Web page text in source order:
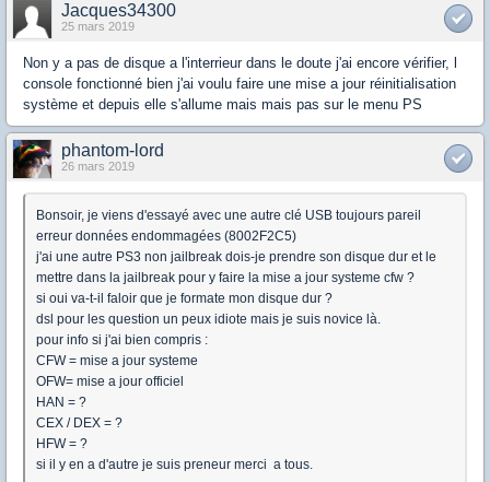
Jacques34300
25 mars 2019
Non y a pas de disque a l'interrieur dans le doute j'ai encore vérifier, l
console fonctionné bien j'ai voulu faire une mise a jour réinitialisation
système et depuis elle s'allume mais mais pas sur le menu PS
phantom-lord
26 mars 2019
Bonsoir, je viens d'essayé avec une autre clé USB toujours pareil
erreur données endommagées (8002F2C5)
j'ai une autre PS3 non jailbreak dois-je prendre son disque dur et le
mettre dans la jailbreak pour y faire la mise a jour systeme cfw ?
si oui va-t-il faloir que je formate mon disque dur ?
dsl pour les question un peux idiote mais je suis novice là.
pour info si j'ai bien compris :
CFW = mise a jour systeme
OFW= mise a jour officiel
HAN = ?
CEX / DEX = ?
HFW = ?
si il y en a d'autre je suis preneur merci a tous.